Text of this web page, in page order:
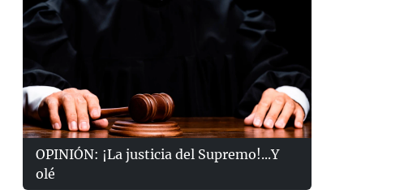
OPINIÓN: ¡La justicia del Supremo!...Y
olé